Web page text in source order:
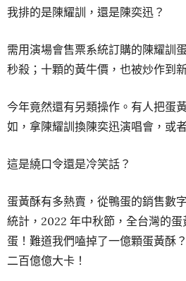
我排的是陳耀訓，還是陳奕迅？
需用演場會售票系統訂購的陳耀訓
秒殺；十顆的黃牛價，也被炒作到
今年竟然還有另類操作。有人把蛋
如，拿陳耀訓換陳奕迅演唱會，或
這是繞口令還是冷笑話？
蛋黃酥有多熱賣，從鴨蛋的銷售數
統計，2022 年中秋節，全台灣的
蛋！難道我們嗑掉了一億顆蛋黃酥
二百億億大卡！